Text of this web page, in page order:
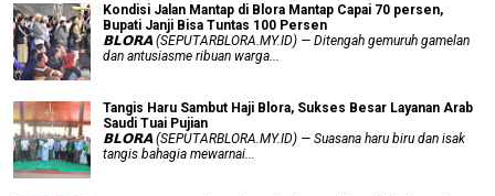
Kondisi Jalan Mantap di Blora Mantap Capai 70 persen,
Bupati Janji Bisa Tuntas 100 Persen
𝗕𝗟𝗢𝗥𝗔 (SEPUTARBLORA.MY.ID) — Ditengah gemuruh gamelan
dan antusiasme ribuan warga...
Tangis Haru Sambut Haji Blora, Sukses Besar Layanan Arab
Saudi Tuai Pujian
𝗕𝗟𝗢𝗥𝗔 (SEPUTARBLORA.MY.ID) — Suasana haru biru dan isak
tangis bahagia mewarnai...